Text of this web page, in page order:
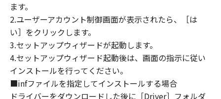
全ての損害を言います。）について、適用法で
認められる限り、一切の責任を負わないものと
します。たとえ、キヤノン、キヤノンのライセ
ンサー、キヤノンの子会社、キヤノンの関連会
社、それらの販売代理店または販売店がかかる
損害の可能性について知らされていた場合でも
同様です。
ます。
2.ユーザーアカウント制御画面が表示されたら、［は
い］をクリックします。
3.セットアップウィザードが起動します。
4.セットアップウィザード起動後は、画面の指示に従い
インストールを行ってください。
■infファイルを指定してインストールする場合
ドライバーをダウンロードした後に［Driver］フォルダ